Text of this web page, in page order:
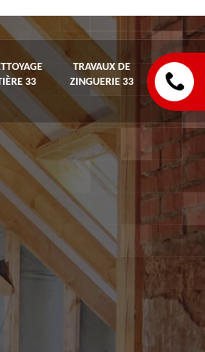
33
TRAVAUX DE
ZINGUERIE 33